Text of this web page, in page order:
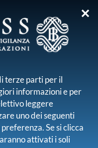
al I
✕
terze parti per il
informazioni e per
leggere
uno dei seguenti
Se si clicca
attivati i soli